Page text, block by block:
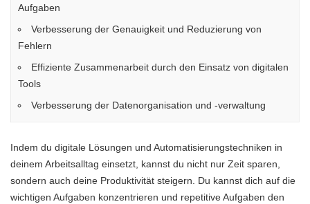
Aufgaben
Verbesserung der Genauigkeit und Reduzierung von
Fehlern
Effiziente Zusammenarbeit durch den Einsatz von digitalen
Tools
Verbesserung der Datenorganisation und -verwaltung
Indem du digitale Lösungen und Automatisierungstechniken in
deinem Arbeitsalltag einsetzt, kannst du nicht nur Zeit sparen,
sondern auch deine Produktivität steigern. Du kannst dich auf die
wichtigen Aufgaben konzentrieren und repetitive Aufgaben den